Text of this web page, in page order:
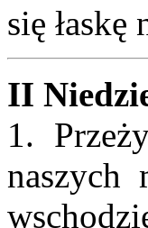
się
II
1.
naszych